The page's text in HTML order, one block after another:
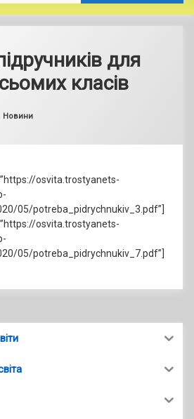
для
класів
by
Categories:
Новини
osvita.trostyanets-
05/potreba_pidrychnukiv_3.pdf”]
osvita.trostyanets-
05/potreba_pidrychnukiv_7.pdf”]